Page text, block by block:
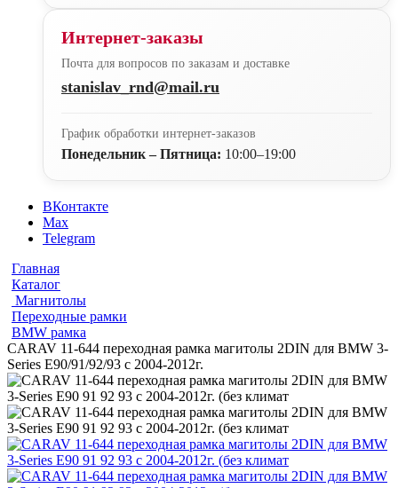
Интернет-заказы
Почта для вопросов по заказам и доставке
stanislav_rnd@mail.ru
График обработки интернет-заказов
Понедельник – Пятница: 10:00–19:00
ВКонтакте
Max
Telegram
Главная
Каталог
Магнитолы
Переходные рамки
BMW рамка
CARAV 11-644 переходная рамка магитолы 2DIN для BMW 3-
Series E90/91/92/93 с 2004-2012г.